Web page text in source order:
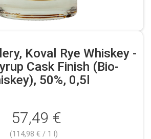
Koval Rye Whiskey -
Cask Finish (Bio-
50%, 0,5l
57,49 €
(114,98 € / 1 l)